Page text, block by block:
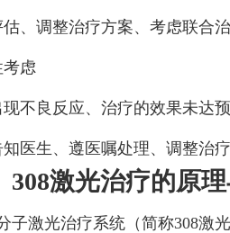
、调整治疗方案、考虑联合
虑
现不良反应、治疗的效果未达
知医生、遵医嘱处理、调整治
308激光治疗的原
子激光治疗系统（简称308激